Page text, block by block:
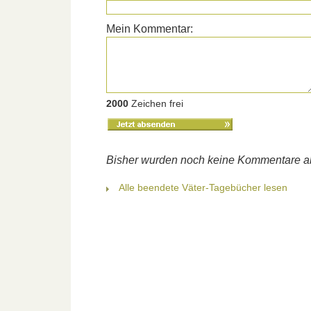
Mein Kommentar:
2000Zeichen frei
Bisher wurden noch keine Kommentare
Alle beendete Väter-Tagebücher lesen